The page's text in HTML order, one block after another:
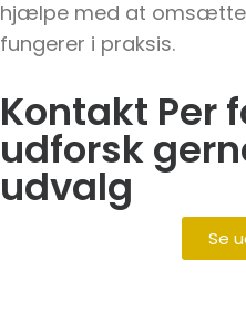
hjælpe med at omsætte
fungerer i praksis.
Kontakt Per
udforsk
udvalg
Se